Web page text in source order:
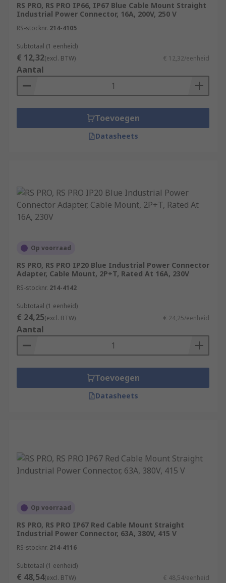
RS PRO, RS PRO IP66, IP67 Blue Cable Mount Straight
Industrial Power Connector, 16A, 200V, 250 V
RS-stocknr. 214-4105
Subtotaal (1 eenheid)
€ 12,32(excl. BTW) € 12,32/eenheid
Aantal
Toevoegen
Datasheets
Op voorraad
RS PRO, RS PRO IP20 Blue Industrial Power Connector
Adapter, Cable Mount, 2P+T, Rated At 16A, 230V
RS-stocknr. 214-4142
Subtotaal (1 eenheid)
€ 24,25(excl. BTW) € 24,25/eenheid
Aantal
Toevoegen
Datasheets
Op voorraad
RS PRO, RS PRO IP67 Red Cable Mount Straight
Industrial Power Connector, 63A, 380V, 415 V
RS-stocknr. 214-4116
Subtotaal (1 eenheid)
€ 48,54(excl. BTW) € 48,54/eenheid